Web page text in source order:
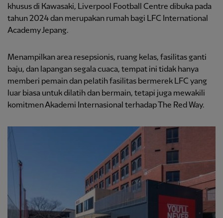
khusus di Kawasaki, Liverpool Football Centre dibuka pada
tahun 2024 dan merupakan rumah bagi LFC International
Academy Jepang.
Menampilkan area resepsionis, ruang kelas, fasilitas ganti
baju, dan lapangan segala cuaca, tempat ini tidak hanya
memberi pemain dan pelatih fasilitas bermerek LFC yang
luar biasa untuk dilatih dan bermain, tetapi juga mewakili
komitmen Akademi Internasional terhadap The Red Way.